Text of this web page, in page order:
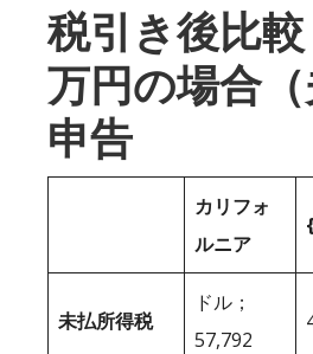
税引き後比
万円の場合
申告
カリフォ
ルニア
未払所得税
ドル；
57,792